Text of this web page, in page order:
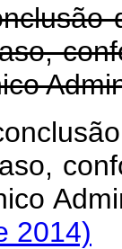
2014)